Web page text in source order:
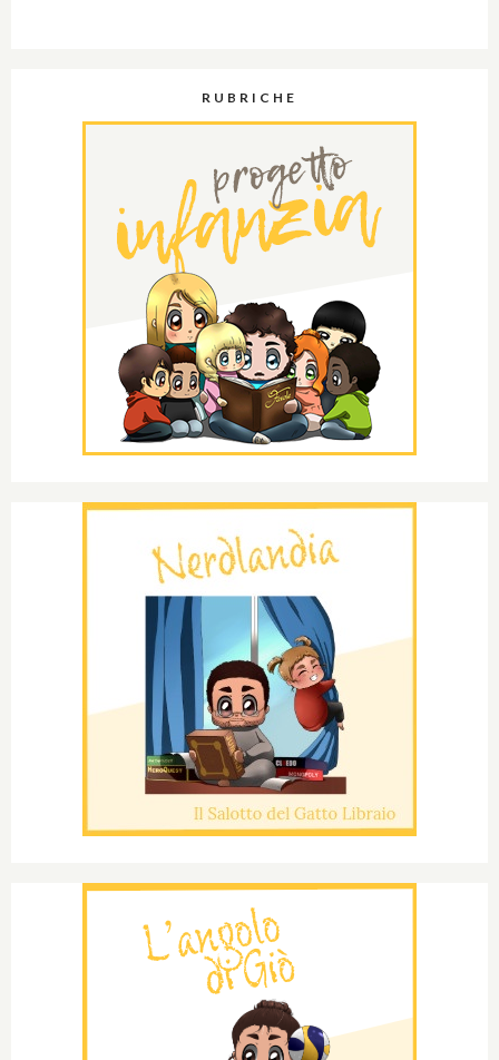
RUBRICHE